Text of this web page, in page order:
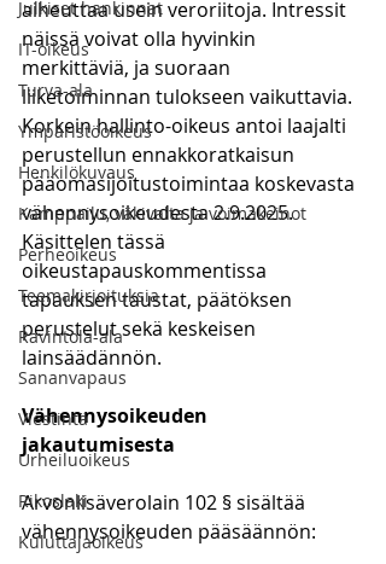
Julkiset hankinnat
IT-oikeus
Turva-ala
Ympäristöoikeus
Henkilökuvaus
Kamppailu, väkivalta ja voimakeinot
Perheoikeus
Teemakirjoituksia
Ravintola-ala
Sananvapaus
Viestintä
Urheiluoikeus
Rikoslaki
Kuluttajaoikeus
aiheuttaa usein veroriitoja. Intressit
näissä voivat olla hyvinkin
merkittäviä, ja suoraan
liiketoiminnan tulokseen vaikuttavia.
Korkein hallinto-oikeus antoi laajalti
perustellun ennakkoratkaisun
pääomasijoitustoimintaa koskevasta
vähennysoikeudesta 2.9.2025.
Käsittelen tässä
oikeustapauskommentissa
tapauksen taustat, päätöksen
perustelut sekä keskeisen
lainsäädännön.
Vähennysoikeuden
jakautumisesta
Arvonlisäverolain 102 § sisältää
vähennysoikeuden pääsäännön: